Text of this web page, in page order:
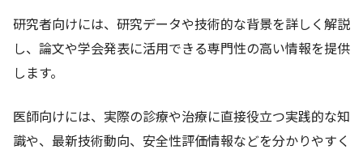
研究者向けには、研究データや技術的な背景を詳しく解説
し、論文や学会発表に活用できる専門性の高い情報を提供
します。
医師向けには、実際の診療や治療に直接役立つ実践的な知
識や、最新技術動向、安全性評価情報などを分かりやすく